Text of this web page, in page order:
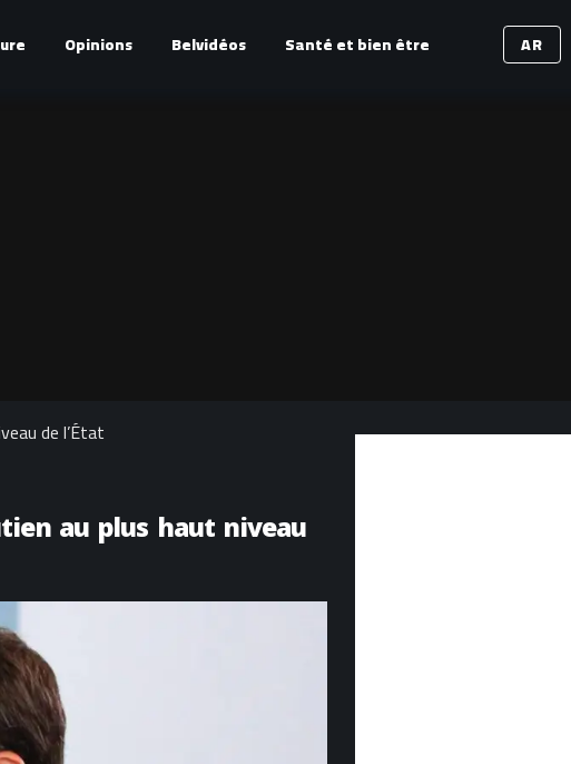
Opinions Belvidéos Santé et bien être AR
de l’État
au plus haut niveau